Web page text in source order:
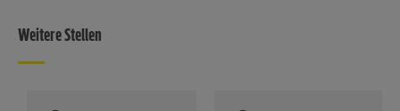
Weitere Stellen